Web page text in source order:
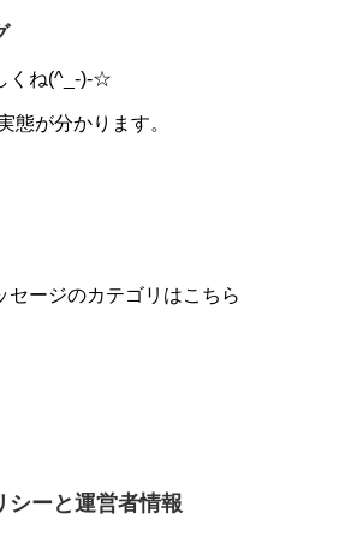
くね(^_-)-☆
態が分かります。
セージのカテゴリはこちら
シーと運営者情報